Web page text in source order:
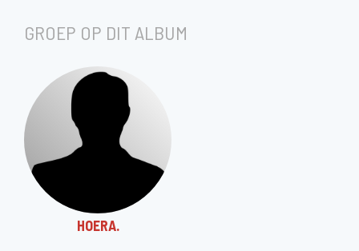
GROEP OP DIT ALBUM
HOERA.